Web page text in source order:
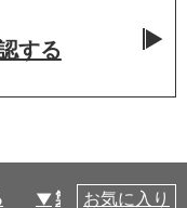
する
製品仕様
お気に入り